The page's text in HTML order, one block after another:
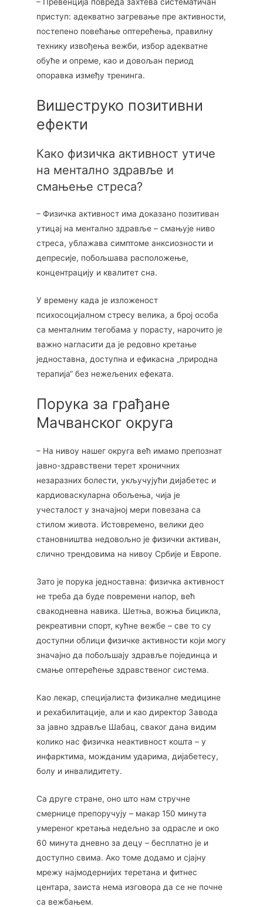
– Превенција повреда захтева систематичан
приступ: адекватно загревање пре активности,
постепено повећање оптерећења, правилну
технику извођења вежби, избор адекватне
обуће и опреме, као и довољан период
опоравка између тренинга.
Вишеструко позитивни
ефекти
Како физичка активност утиче
на ментално здравље и
смањење стреса?
– Физичка активност има доказано позитиван
утицај на ментално здравље – смањује ниво
стреса, ублажава симптоме анксиозности и
депресије, побољшава расположење,
концентрацију и квалитет сна.
У времену када је изложеност
психосоцијалном стресу велика, а број особа
са менталним тегобама у порасту, нарочито је
важно нагласити да је редовно кретање
једноставна, доступна и ефикасна „природна
терапија“ без нежељених ефеката.
Порука за грађане
Мачванског округа
– На нивоу нашег округа већ имамо препознат
јавно-здравствени терет хроничних
незаразних болести, укључујући дијабетес и
кардиоваскуларна обољења, чија је
учесталост у значајној мери повезана са
стилом живота. Истовремено, велики део
становништва недовољно је физички активан,
слично трендовима на нивоу Србије и Европе.
Зато је порука једноставна: физичка активност
не треба да буде повремени напор, већ
свакодневна навика. Шетња, вожња бицикла,
рекреативни спорт, кућне вежбе – све то су
доступни облици физичке активности који могу
значајно да побољшају здравље појединца и
смање оптерећење здравственог система.
Као лекар, специјалиста физикалне медицине
и рехабилитације, али и као директор Завода
за јавно здравље Шабац, сваког дана видим
колико нас физичка неактивност кошта – у
инфарктима, можданим ударима, дијабетесу,
болу и инвалидитету.
Са друге стране, оно што нам стручне
смернице препоручују – макар 150 минута
умереног кретања недељно за одрасле и око
60 минута дневно за децу – бесплатно је и
доступно свима. Ако томе додамо и сјајну
мрежу најмодернијих теретана и фитнес
центара, заиста нема изговора да се не почне
са вежбањем.